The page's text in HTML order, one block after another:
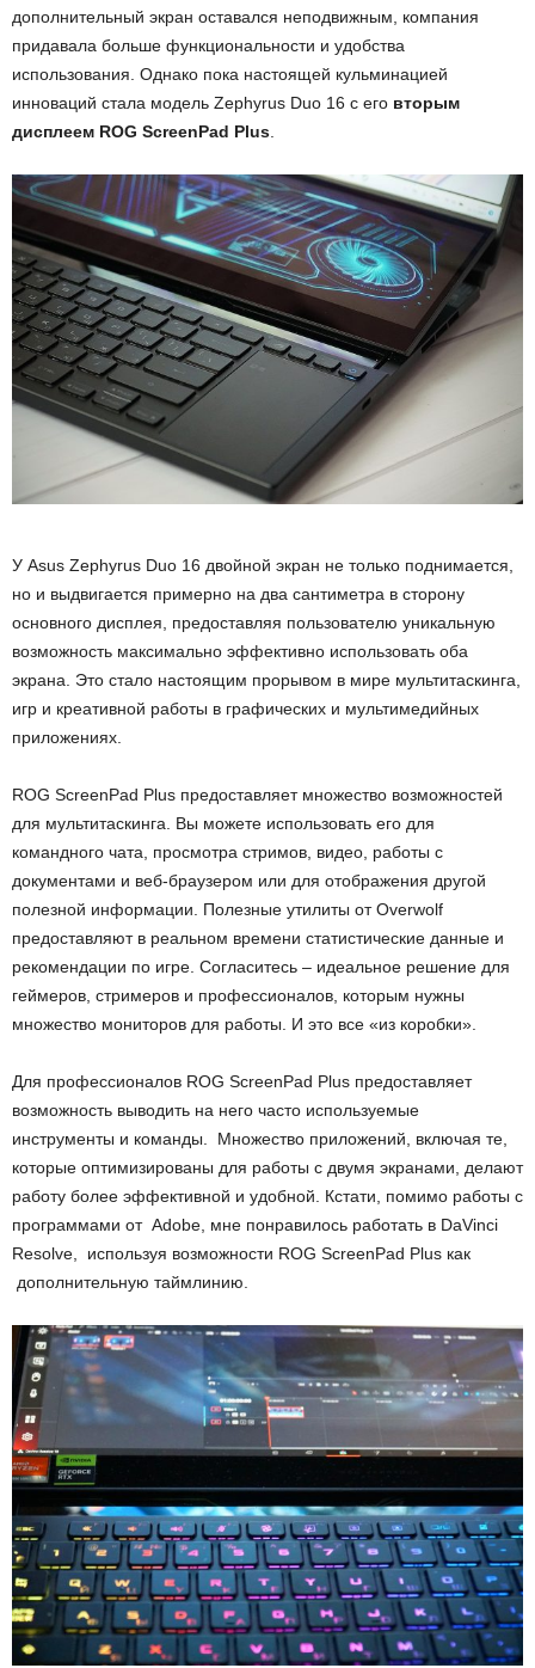
дополнительный экран оставался неподвижным, компания
придавала больше функциональности и удобства
использования. Однако пока настоящей кульминацией
инноваций стала модель Zephyrus Duo 16 с его вторым
дисплеем ROG ScreenPad Plus
У Asus Zephyrus Duo 16 двойной экран не только поднимается,
но и выдвигается примерно на два сантиметра в сторону
основного дисплея, предоставляя пользователю уникальную
возможность максимально эффективно использовать оба
экрана. Это стало настоящим прорывом в мире мультитаскинга,
игр и креативной работы в графических и мультимедийных
приложениях.
ROG ScreenPad Plus предоставляет множество возможностей
для мультитаскинга. Вы можете использовать его для
командного чата, просмотра стримов, видео, работы с
документами и веб-браузером или для отображения другой
полезной информации. Полезные утилиты от Overwolf
предоставляют в реальном времени статистические данные и
рекомендации по игре. Согласитесь – идеальное решение для
геймеров, стримеров и профессионалов, которым нужны
множество мониторов для работы. И это все «из коробки».
Для профессионалов ROG ScreenPad Plus предоставляет
возможность выводить на него часто используемые
инструменты и команды. Множество приложений, включая те,
которые оптимизированы для работы с двумя экранами, делают
работу более эффективной и удобной. Кстати, помимо работы с
программами от Adobe, мне понравилось работать в DaVinci
Resolve, используя возможности ROG ScreenPad Plus как
дополнительную таймлинию.